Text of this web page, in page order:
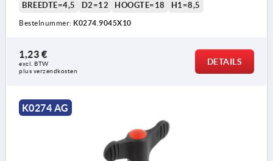
BREEDTE=4,5
D2=12 HOOGTE=18 H1=8,5
Bestelnummer: K0274.9045X10
1,23 €
excl. BTW
plus verzendkosten
DETAILS
K0274 AG